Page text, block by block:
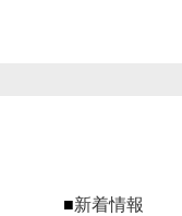
■新着情報